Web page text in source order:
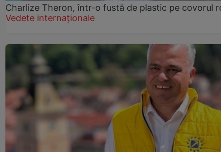
Charlize Theron, într-o fustă de plastic pe covorul
Vedete internaționale